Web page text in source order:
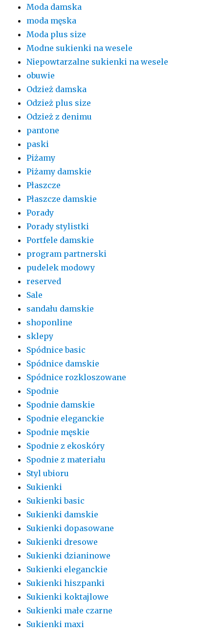
Moda damska
moda męska
Moda plus size
Modne sukienki na wesele
Niepowtarzalne sukienki na wesele
obuwie
Odzież damska
Odzież plus size
Odzież z denimu
pantone
paski
Piżamy
Piżamy damskie
Płaszcze
Płaszcze damskie
Porady
Porady stylistki
Portfele damskie
program partnerski
pudelek modowy
reserved
Sale
sandału damskie
shoponline
sklepy
Spódnice basic
Spódnice damskie
Spódnice rozkloszowane
Spodnie
Spodnie damskie
Spodnie eleganckie
Spodnie męskie
Spodnie z ekoskóry
Spodnie z materiału
Styl ubioru
Sukienki
Sukienki basic
Sukienki damskie
Sukienki dopasowane
Sukienki dresowe
Sukienki dzianinowe
Sukienki eleganckie
Sukienki hiszpanki
Sukienki koktajlowe
Sukienki małe czarne
Sukienki maxi